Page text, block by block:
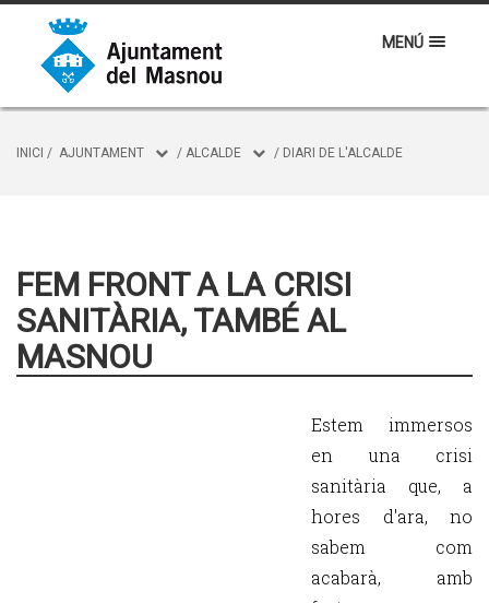
MENÚ
INICI / AJUNTAMENT / ALCALDE / DIARI DE L'ALCALDE
FEM FRONT A LA CRISI
SANITÀRIA, TAMBÉ AL
MASNOU
Estem immersos
en una crisi
sanitària que, a
hores d'ara, no
sabem com
acabarà, amb